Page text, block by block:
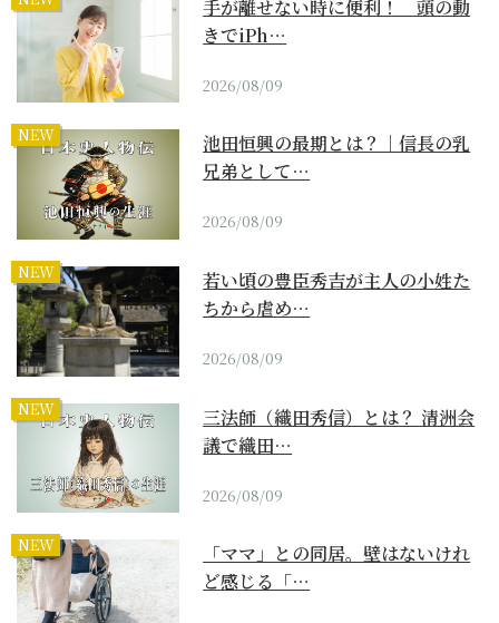
手が離せない時に便利！ 頭の動
きでiPh…
2026/08/09
NEW
池田恒興の最期とは？｜信長の乳
兄弟として…
2026/08/09
NEW
若い頃の豊臣秀吉が主人の小姓た
ちから虐め…
2026/08/09
NEW
三法師（織田秀信）とは？ 清洲会
議で織田…
2026/08/09
NEW
「ママ」との同居。壁はないけれ
ど感じる「…